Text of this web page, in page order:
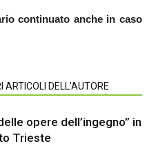
continuato anche in caso
ARTICOLI DELL'AUTORE
opere dell’ingegno” in
Trieste